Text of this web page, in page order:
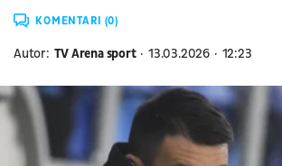
KOMENTARI (0)
Autor: TV Arena sport 13.03.2026 12:23